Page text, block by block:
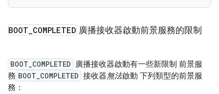
BOOT COMPLETED 廣播接收器啟動前景服務的限制
BOOT_COMPLETED 廣播接收器啟動有一些新限制 前景服
務 BOOT_COMPLETED 接收器無法啟動 下列類型的前景服
務：